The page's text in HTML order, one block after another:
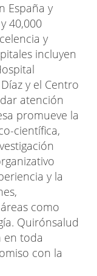
España y
40,000
y
incluyen
y el Centro
atención
promueve la
científica,
y la
como
Quirónsalud
en toda
con la